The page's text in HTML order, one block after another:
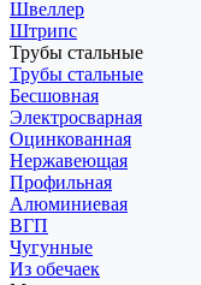
Швеллер
Штрипс
Трубы стальные
Трубы стальные
Бесшовная
Электросварная
Оцинкованная
Нержавеющая
Профильная
Алюминиевая
ВГП
Чугунные
Из обечаек